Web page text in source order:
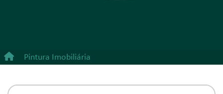
Pintura Imobiliária